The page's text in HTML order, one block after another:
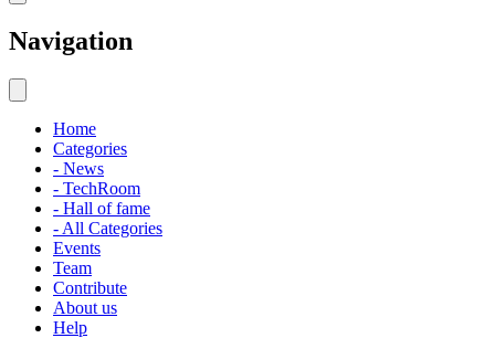
Navigation
Home
Categories
- News
- TechRoom
- Hall of fame
- All Categories
Events
Team
Contribute
About us
Help